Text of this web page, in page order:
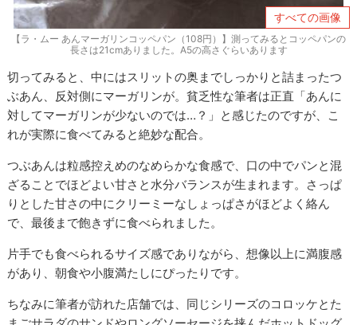
すべての画像
【ラ・ムー あんマーガリンコッペパン（108円）】測ってみるとコッペパンの
長さは21cmありました。A5の高さぐらいあります
切ってみると、中にはスリットの奥までしっかりと詰まったつ
ぶあん、反対側にマーガリンが。貧乏性な筆者は正直「あんに
対してマーガリンが少ないのでは…？」と感じたのですが、こ
れが実際に食べてみると絶妙な配合。
つぶあんは粒感控えめのなめらかな食感で、口の中でパンと混
ざることでほどよい甘さと水分バランスが生まれます。さっぱ
りとした甘さの中にクリーミーなしょっぱさがほどよく絡ん
で、最後まで飽きずに食べられました。
片手でも食べられるサイズ感でありながら、想像以上に満腹感
があり、朝食や小腹満たしにぴったりです。
ちなみに筆者が訪れた店舗では、同じシリーズのコロッケとた